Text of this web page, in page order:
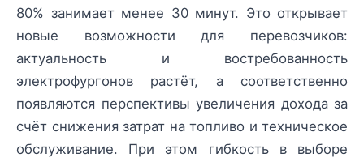
80% занимает менее 30 минут. Это открывает
новые возможности для перевозчиков:
актуальность и востребованность
электрофургонов растёт, а соответственно
появляются перспективы увеличения дохода за
счёт снижения затрат на топливо и техническое
обслуживание. При этом гибкость в выборе